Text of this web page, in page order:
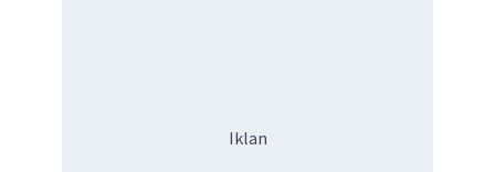
Iklan